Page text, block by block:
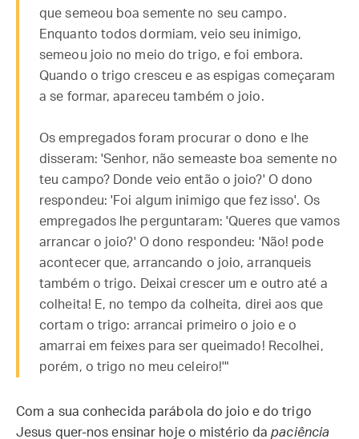
que semeou boa semente no seu campo.
Enquanto todos dormiam, veio seu inimigo,
semeou joio no meio do trigo, e foi embora.
Quando o trigo cresceu e as espigas começaram
a se formar, apareceu também o joio.
Os empregados foram procurar o dono e lhe
disseram: 'Senhor, não semeaste boa semente no
teu campo? Donde veio então o joio?' O dono
respondeu: 'Foi algum inimigo que fez isso'. Os
empregados lhe perguntaram: 'Queres que vamos
arrancar o joio?' O dono respondeu: 'Não! pode
acontecer que, arrancando o joio, arranqueis
também o trigo. Deixai crescer um e outro até a
colheita! E, no tempo da colheita, direi aos que
cortam o trigo: arrancai primeiro o joio e o
amarrai em feixes para ser queimado! Recolhei,
porém, o trigo no meu celeiro!'"
Com a sua conhecida parábola do joio e do trigo
Jesus quer-nos ensinar hoje o mistério dapaciência